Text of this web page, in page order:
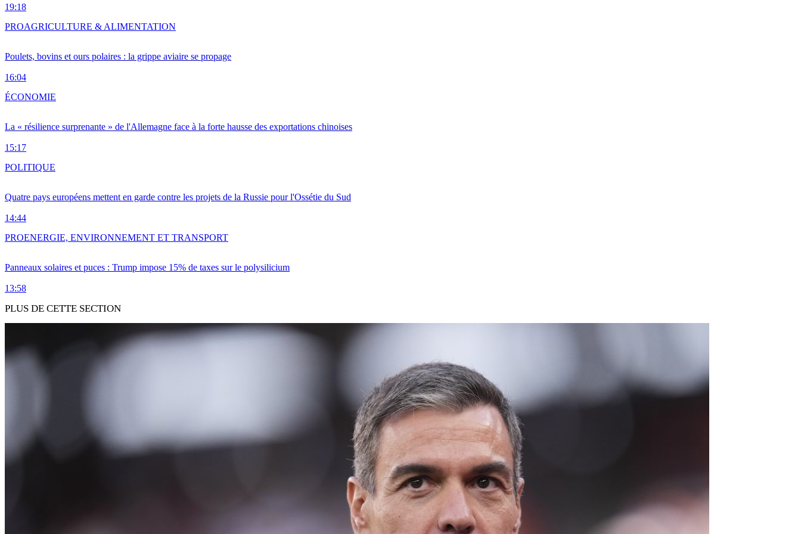
19:18
Poulets, bovins et ours polaires : la grippe aviaire se propage
16:04
PROAGRICULTURE & ALIMENTATION
La « résilience surprenante » de l'Allemagne face à la forte hausse des exportations chinoises
15:17
ÉCONOMIE
Quatre pays européens mettent en garde contre les projets de la Russie pour l'Ossétie du Sud
14:44
POLITIQUE
Panneaux solaires et puces : Trump impose 15% de taxes sur le polysilicium
13:58
PROENERGIE, ENVIRONNEMENT ET TRANSPORT
PLUS DE CETTE SECTION